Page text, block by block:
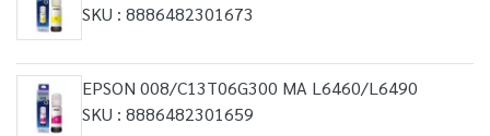
SKU : 8886482301673
EPSON 008/C13T06G300 MA L6460/L6490
SKU : 8886482301659